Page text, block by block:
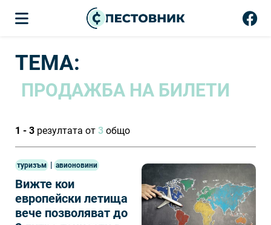
ТЕМА:
ПРОДАЖБА НА БИЛЕТИ
1 - 3 резултата от 3 общо
туризъм | авионовини
Вижте кои
европейски летища
вече позволяват до